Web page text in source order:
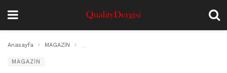
Anasayfa MAGAZİN
MAGAZİN